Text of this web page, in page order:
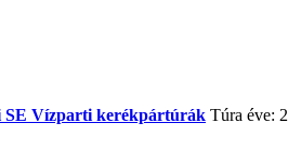
SE Vízparti kerékpártúrák Túra éve: